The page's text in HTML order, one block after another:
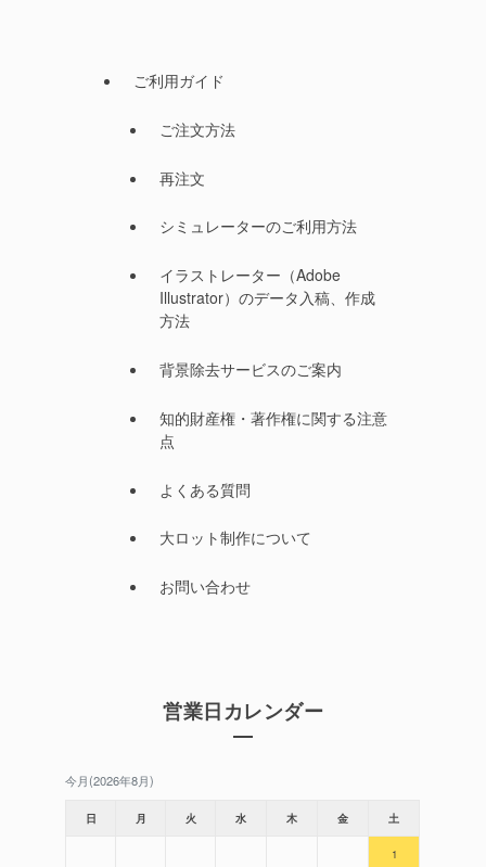
ご利用ガイド
ご注文方法
再注文
シミュレーターのご利用方法
イラストレーター（Adobe
Illustrator）のデータ入稿、作成
方法
背景除去サービスのご案内
知的財産権・著作権に関する注意
点
よくある質問
大ロット制作について
お問い合わせ
営業日カレンダー
今月(2026年8月)
日 月 火 水 木 金 土
1